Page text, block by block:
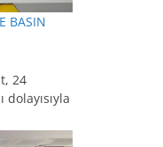
BASIN
24